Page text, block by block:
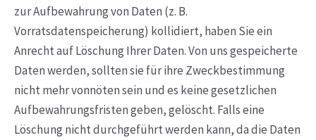
zur Aufbewahrung von Daten (z. B.
Vorratsdatenspeicherung) kollidiert, haben Sie ein
Anrecht auf Löschung Ihrer Daten. Von uns gespeicherte
Daten werden, sollten sie für ihre Zweckbestimmung
nicht mehr vonnöten sein und es keine gesetzlichen
Aufbewahrungsfristen geben, gelöscht. Falls eine
Löschung nicht durchgeführt werden kann, da die Daten